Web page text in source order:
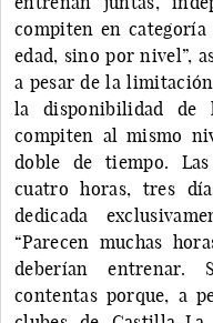
compiten en
edad, sino por nivel”,
a pesar de la
la disponibilidad de
compiten al mismo
doble de tiempo.
cuatro horas, tres
dedicada
“Parecen muchas
deberían entrenar.
contentas porque, a